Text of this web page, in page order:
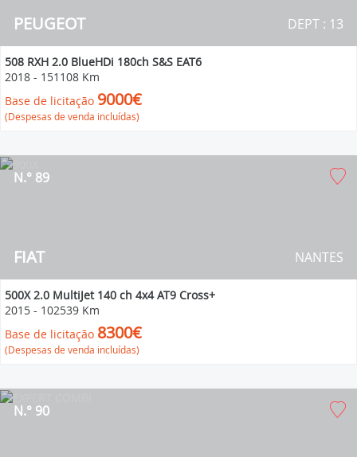
PEUGEOT DEPT : 13
508 RXH 2.0 BlueHDi 180ch S&S EAT6
2018 - 151108 Km
Base de licitação 9000€
(Despesas de venda incluídas)
FIAT
N.° 89
NANTES
500X 2.0 MultiJet 140 ch 4x4 AT9 Cross+
2015 - 102539 Km
Base de licitação 8300€
(Despesas de venda incluídas)
N.° 90